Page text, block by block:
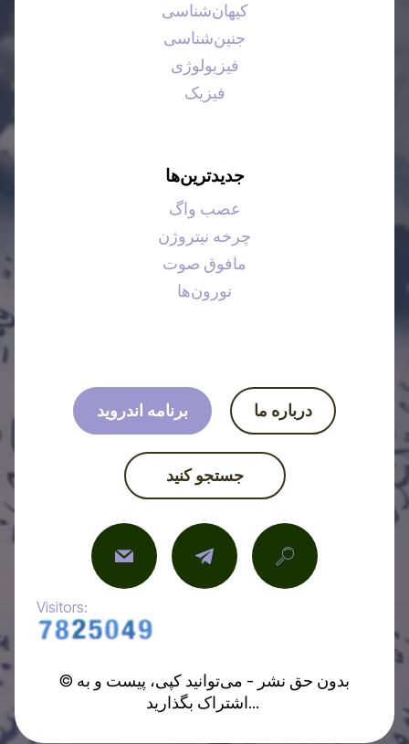
کیهان‌شناسی
جنین‌شناسی
فیزیولوژی
فیزیک
جدیدترین‌ها
عصب واگ
چرخه نیتروژن
مافوق صوت
نورون‌ها
برنامه اندروید درباره ما
جستجو کنید
Visitors:
© بدون حق نشر - می‌توانید کپی، پیست و به
اشتراک بگذارید...